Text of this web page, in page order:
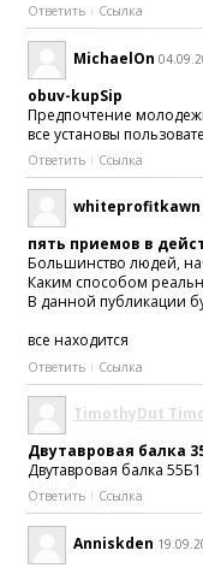
Ответить Ссылка
MichaelOn
obuv-kupSip
Предпочтение
все установы
Ответить Ссылка
whiteprofitkawn
пять приемов в
Большинство людей,
Каким способом
В данной публикации
все находится
Ответить Ссылка
TimothyDut
Двутавровая балка
Двутавровая балка
Ответить Ссылка
Anniskden